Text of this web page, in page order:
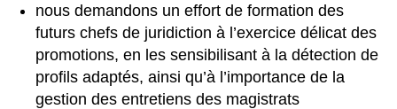
nous demandons un effort de formation des
futurs chefs de juridiction à l’exercice délicat des
promotions, en les sensibilisant à la détection de
profils adaptés, ainsi qu’à l’importance de la
gestion des entretiens des magistrats